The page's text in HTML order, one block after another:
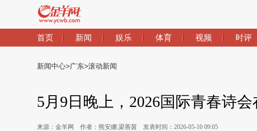
首页 新闻 娱乐 体育 视频 时评
新闻中心>广东>滚动新闻
5月9日晚上，2026国际青春诗
来源：金羊网 作者：熊安娜;梁善茵 发表时间：2026-05-10 09:05